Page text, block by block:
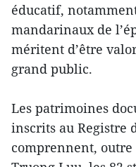
éducatif,
mandarinaux de
méritent d’être
grand public.
Les patrimoines
inscrits au Registre
comprennent, outre